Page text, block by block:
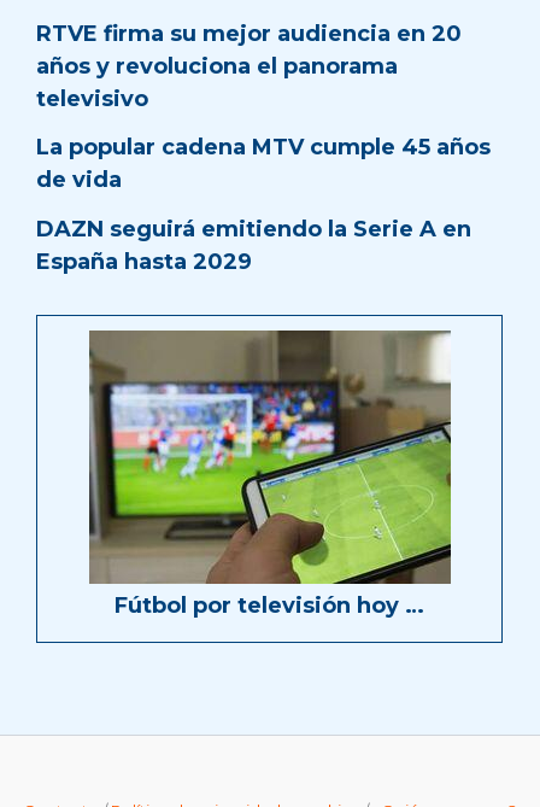
RTVE firma su mejor audiencia en 20
años y revoluciona el panorama
televisivo
La popular cadena MTV cumple 45 años
de vida
DAZN seguirá emitiendo la Serie A en
España hasta 2029
Fútbol por televisión hoy …